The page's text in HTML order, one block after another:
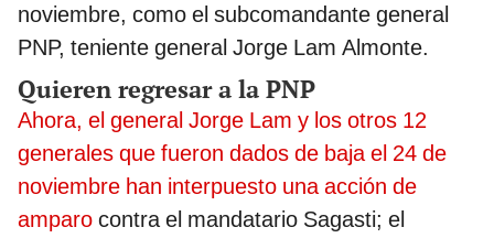
noviembre, como el subcomandante general
PNP, teniente general Jorge Lam Almonte.
Quieren regresar a la PNP
Ahora, el general Jorge Lam y los otros 12
generales que fueron dados de baja el 24 de
noviembre han interpuesto una acción de
amparo contra el mandatario Sagasti; el